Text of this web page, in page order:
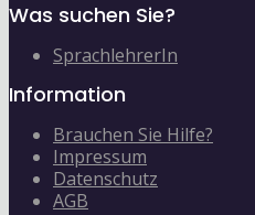
Was suchen Sie?
SprachlehrerIn
Information
Brauchen Sie Hilfe?
Impressum
Datenschutz
AGB